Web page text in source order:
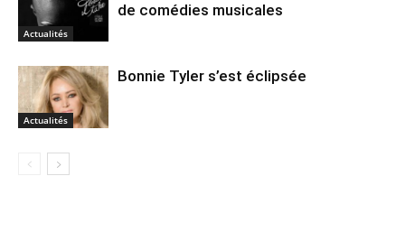
Actualités
de comédies musicales
Actualités
Bonnie Tyler s’est éclipsée